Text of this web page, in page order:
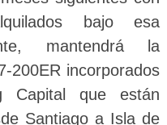
bajo esa
mantendrá la
200ER incorporados
que están
Santiago a Isla de